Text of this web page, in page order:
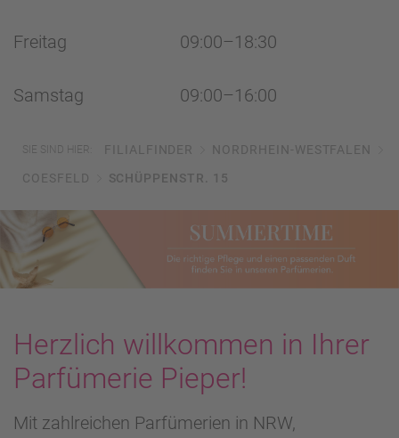
Freitag 09:00–18:30
Samstag 09:00–16:00
SIE SIND HIER: FILIALFINDER
NORDRHEIN-WESTFALEN
COESFELD
SCHÜPPENSTR. 15
Herzlich willkommen in Ihrer
Parfümerie Pieper!
Mit zahlreichen Parfümerien in NRW,